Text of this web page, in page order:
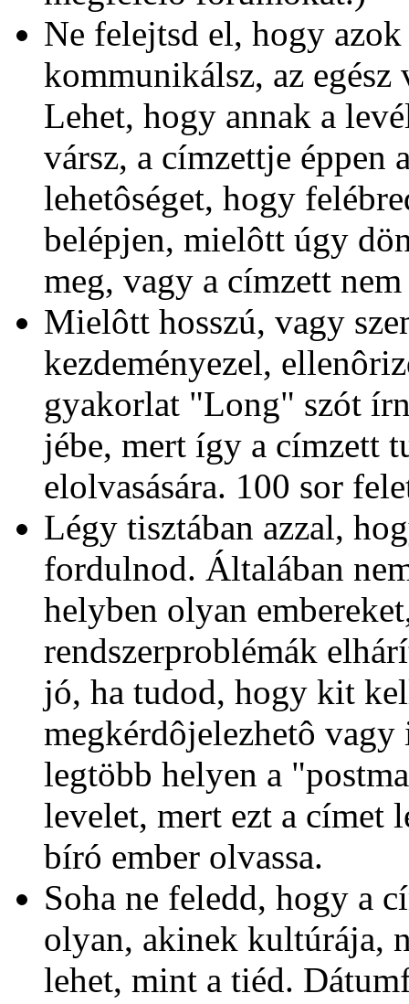
Ne felejtsd el, hogy
kommunikálsz, az
Lehet, hogy annak a
vársz, a címzettje éppen
lehetôséget, hogy
belépjen, mielôtt úgy
meg, vagy a címzett
Mielôtt hosszú, vagy
kezdeményezel,
gyakorlat "Long" szót
jébe, mert így a címzett
elolvasására. 100 sor
Légy tisztában azzal,
fordulnod. Általában
helyben olyan
rendszerproblémák
jó, ha tudod, hogy kit
megkérdôjelezhetô
legtöbb helyen a
levelet, mert ezt a címet
bíró ember olvassa.
Soha ne feledd, hogy a
olyan, akinek kultúrája,
lehet, mint a tiéd.